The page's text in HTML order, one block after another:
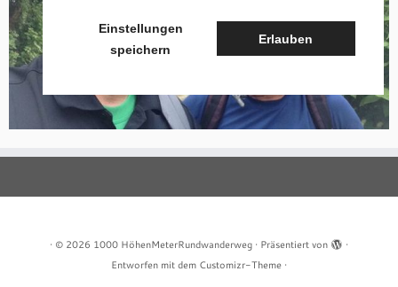
· © 2026 1000 HöhenMeterRundwanderweg · Präsentiert von
·
Entworfen mit dem Customizr-Theme ·
Einstellungen
speichern
Erlauben